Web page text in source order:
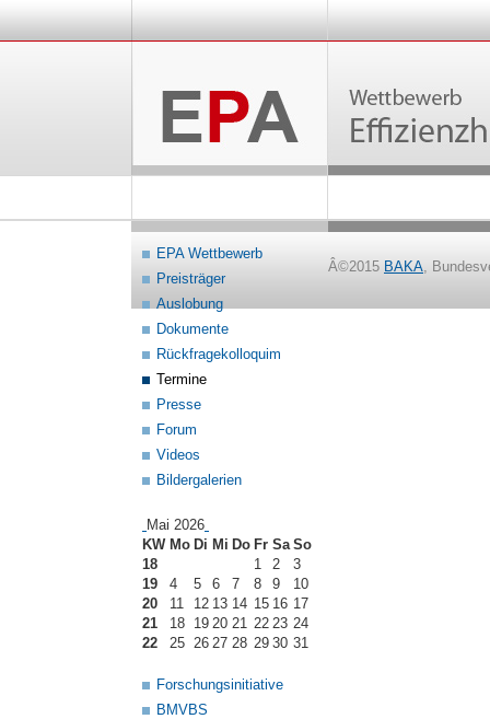
EPA Wettbewerb
Preisträger
Auslobung
Dokumente
Rückfragekolloquim
Termine
Presse
Forum
Videos
Bildergalerien
Mai 2026
KW Mo Di Mi Do Fr Sa So
18
1 2
3
19
4 5 6 7 8 9
10
20
11 12 13 14 15 16 17
21
18 19 20 21 22 23 24
22
25 26 27 28 29 30 31
Forschungsinitiative
BMVBS
Â©2015 BAKA,